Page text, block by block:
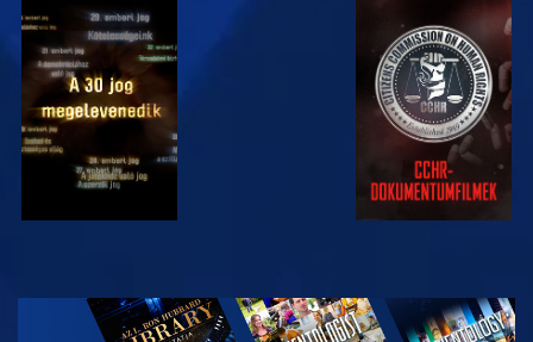
MŰSORNÉZÉS MŰSORNÉZÉS
MŰSORNÉZÉS
A SOROZAT
RÉSZEI